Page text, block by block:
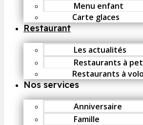
Menu enfant
Carte glaces
Restaurant
Les actualités
Restaurants à
Restaurants à
Nos services
Anniversaire
Famille